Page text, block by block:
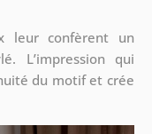
leur confèrent un
L’impression qui
du motif et crée